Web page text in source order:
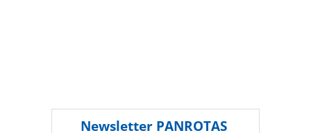
Newsletter PANROTAS